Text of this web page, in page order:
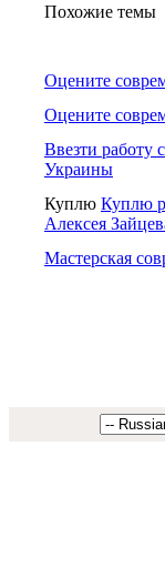
Похожие темы
Оцените
Оцените
Ввезти работу
Украины
Куплю Куплю
Алексея
Мастерская